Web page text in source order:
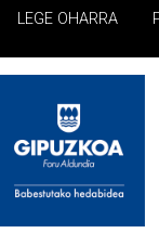
LEGE OHARRA